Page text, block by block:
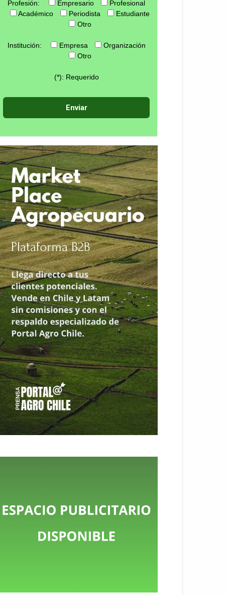
Profesión: Empresario
Profesional
Académico
Periodista
Estudiante
Otro
Institución: Empresa
Organización
Otro
(*): Requerido